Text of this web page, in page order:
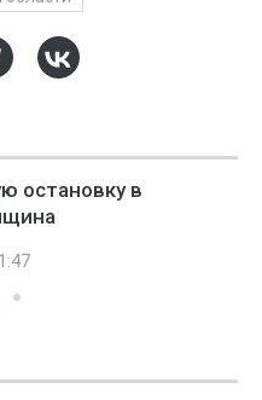
остановку в